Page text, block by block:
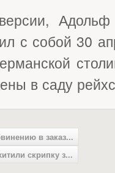
с собой 30
в саду
в заказ...
скрипку з...